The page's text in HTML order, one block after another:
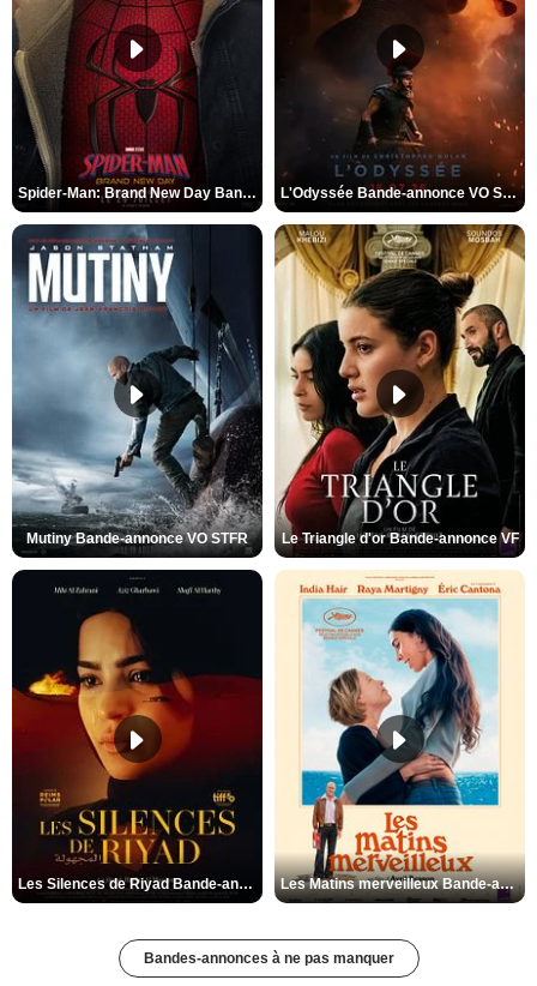
Spider-Man: Brand New Day Bande-annonce VO STFR L'Odyssée Bande-annonce VO STFR
Mutiny Bande-annonce VO STFR Le Triangle d'or Bande-annonce VF
Les Silences de Riyad Bande-annonce VO STFR Les Matins merveilleux Bande-annonce VF
Bandes-annonces à ne pas manquer